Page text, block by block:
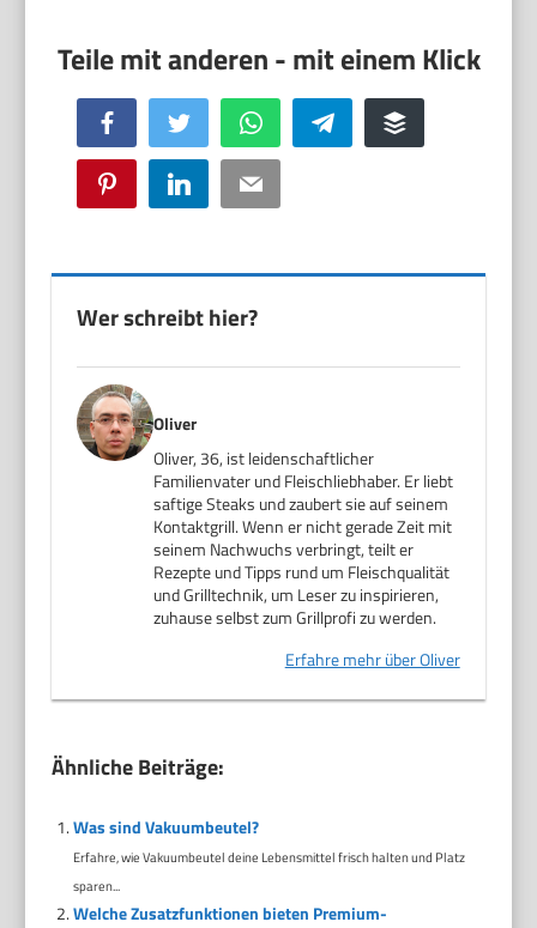
Facebook Twitter WhatsApp Telegram Buffer
Pinterest LinkedIn Email
Wer schreibt hier?
Oliver
Oliver, 36, ist leidenschaftlicher
Familienvater und Fleischliebhaber. Er liebt
saftige Steaks und zaubert sie auf seinem
Kontaktgrill. Wenn er nicht gerade Zeit mit
seinem Nachwuchs verbringt, teilt er
Rezepte und Tipps rund um Fleischqualität
und Grilltechnik, um Leser zu inspirieren,
zuhause selbst zum Grillprofi zu werden.
Erfahre mehr über Oliver
Ähnliche Beiträge:
Was sind Vakuumbeutel?
Erfahre, wie Vakuumbeutel deine Lebensmittel frisch halten und Platz
sparen...
Welche Zusatzfunktionen bieten Premium-